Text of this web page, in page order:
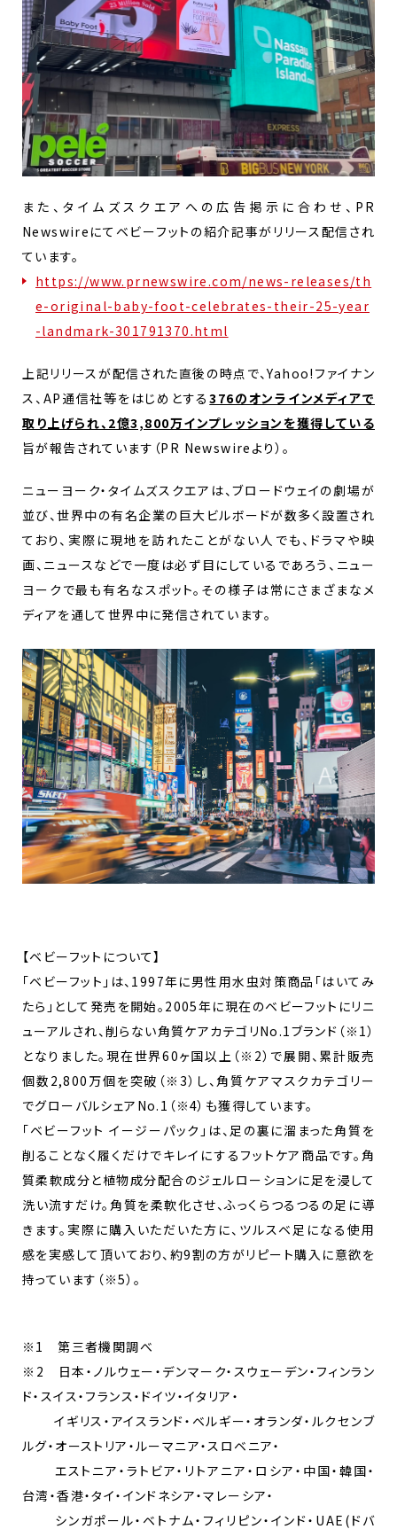
また、タイムズスクエアへの広告掲示に合わせ、PR
Newswireにてベビーフットの紹介記事がリリース配信され
ています。
https://www.prnewswire.com/news-releases/th
e-original-baby-foot-celebrates-their-25-year
-landmark-301791370.html
上記リリースが配信された直後の時点で、Yahoo!ファイナン
ス、AP通信社等をはじめとする376のオンラインメディアで
取り上げられ、2億3,800万インプレッションを獲得している
旨が報告されています（PR Newswireより）。
ニューヨーク・タイムズスクエアは、ブロードウェイの劇場が
並び、世界中の有名企業の巨大ビルボードが数多く設置され
ており、実際に現地を訪れたことがない人でも、ドラマや映
画、ニュースなどで一度は必ず目にしているであろう、ニュー
ヨークで最も有名なスポット。その様子は常にさまざまなメ
ディアを通して世界中に発信されています。
【ベビーフットについて】
「ベビーフット」は、1997年に男性用水虫対策商品「はいてみ
たら」として発売を開始。2005年に現在のベビーフットにリニ
ューアルされ、削らない角質ケアカテゴリNo.1ブランド（※1）
となりました。現在世界60ヶ国以上（※2）で展開、累計販売
個数2,800万個を突破（※3）し、角質ケアマスクカテゴリー
でグローバルシェアNo.1（※4）も獲得しています。
「ベビーフット イージーパック」は、足の裏に溜まった角質を
削ることなく履くだけでキレイにするフットケア商品です。角
質柔軟成分と植物成分配合のジェルローションに足を浸して
洗い流すだけ。角質を柔軟化させ、ふっくらつるつるの足に導
きます。実際に購入いただいた方に、ツルスベ足になる使用
感を実感して頂いており、約9割の方がリピート購入に意欲を
持っています（※5）。
※1 第三者機関調べ
※2 日本・ノルウェー・デンマーク・スウェーデン・フィンラン
ド・スイス・フランス・ドイツ・イタリア・
イギリス・アイスランド・ベルギー・オランダ・ルクセンブ
ルグ・オーストリア・ルーマニア・スロベニア・
エストニア・ラトビア・リトアニア・ロシア・中国・韓国・
台湾・香港・タイ・インドネシア・マレーシア・
シンガポール・ベトナム・フィリピン・インド・UAE(ドバ